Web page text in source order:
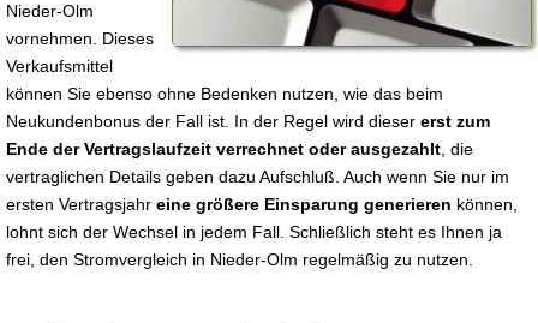
Nieder-Olm
vornehmen. Dieses
Verkaufsmittel
können Sie ebenso ohne Bedenken nutzen, wie das beim
Neukundenbonus der Fall ist. In der Regel wird dieser erst zum
Ende der Vertragslaufzeit verrechnet oder ausgezahlt , die
vertraglichen Details geben dazu Aufschluß. Auch wenn Sie nur im
ersten Vertragsjahr eine größere Einsparung generieren können,
lohnt sich der Wechsel in jedem Fall. Schließlich steht es Ihnen ja
frei, den Stromvergleich in Nieder-Olm regelmäßig zu nutzen.